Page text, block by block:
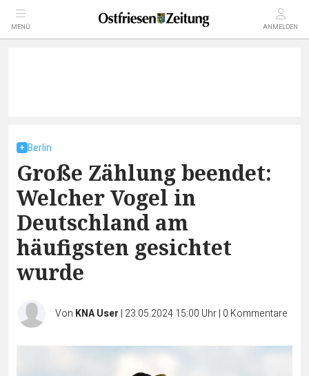
MENÜ ANMELDEN
Berlin
Große Zählung beendet:
Welcher Vogel in
Deutschland am
häufigsten gesichtet
wurde
Von KNA User | 23.05.2024 15:00 Uhr| 0 Kommentare